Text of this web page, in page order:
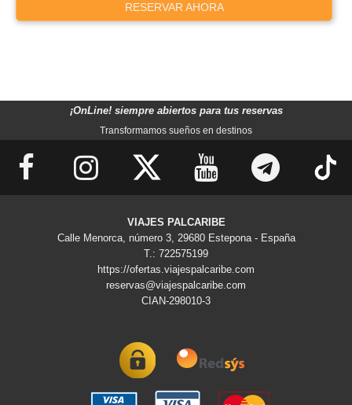
RESERVAR AHORA
¡OnLine! siempre abiertos para tus reservas
Transformamos sueños en destinos
VIAJES PALCARIBE
Calle Menorca, número 3, 29680 Estepona - España
T.: 722575199
https://ofertas.viajespalcaribe.com
reservas@viajespalcaribe.com
CIAN-298010-3